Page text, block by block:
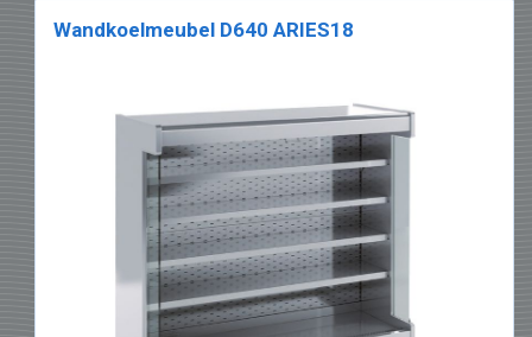
Wandkoelmeubel D640 ARIES18